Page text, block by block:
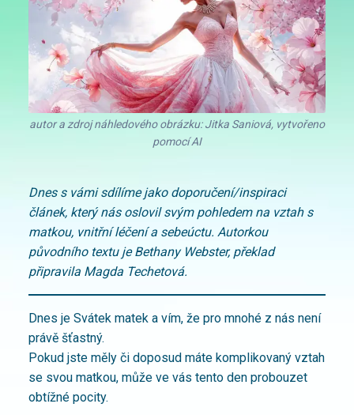
autor a zdroj náhledového obrázku: Jitka Saniová, vytvořeno
pomocí AI
Dnes s vámi sdílíme jako doporučení/inspiraci
článek, který nás oslovil svým pohledem na vztah s
matkou, vnitřní léčení a sebeúctu. Autorkou
původního textu je Bethany Webster, překlad
připravila Magda Techetová.
Dnes je Svátek matek a vím, že pro mnohé z nás není
právě šťastný.
Pokud jste měly či doposud máte komplikovaný vztah
se svou matkou, může ve vás tento den probouzet
obtížné pocity.